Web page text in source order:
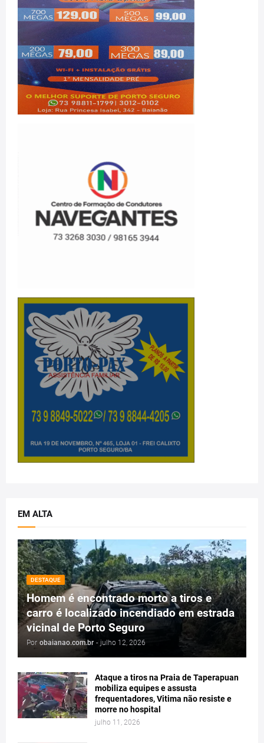
EM ALTA
DESTAQUE
Homem é encontrado morto a tiros e
carro é localizado incendiado em estrada
vicinal de Porto Seguro
Por obaianao.com.br - julho 12, 2026
Ataque a tiros na Praia de Taperapuan
mobiliza equipes e assusta
frequentadores, Vitima não resiste e
morre no hospital
julho 11, 2026